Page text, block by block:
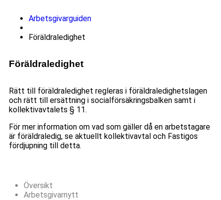
Arbetsgivarguiden
Föräldraledighet
Föräldraledighet
Rätt till föräldraledighet regleras i föräldraledighetslagen
och rätt till ersättning i socialförsäkringsbalken samt i
kollektivavtalets § 11.
För mer information om vad som gäller då en arbetstagare
är föräldraledig, se aktuellt kollektivavtal och Fastigos
fördjupning till detta.
Översikt
Arbetsgivarnytt